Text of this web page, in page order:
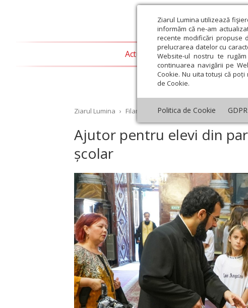
Ziarul Lumina utilizează
informăm că ne-am
recente modificări propuse
prelucrarea datelor cu
Website-ul nostru te
continuarea navigării pe
Cookie. Nu uita totuși că
de Cookie.
Politica de Cookie GDPR
Actualitate religioasă
Ziarul Lumina › Filantropie › Ajutor pentru elevi din
Ajutor pentru elevi din
școlar
Octombrie